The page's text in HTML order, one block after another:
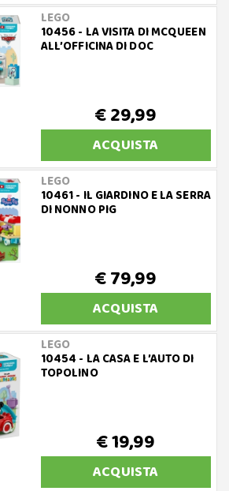
LEGO
10456 - LA VISITA DI MCQUEEN
ALL’OFFICINA DI DOC
€ 29,99
ACQUISTA
LEGO
10461 - IL GIARDINO E LA SERRA
DI NONNO PIG
€ 79,99
ACQUISTA
LEGO
10454 - LA CASA E L’AUTO DI
TOPOLINO
€ 19,99
ACQUISTA